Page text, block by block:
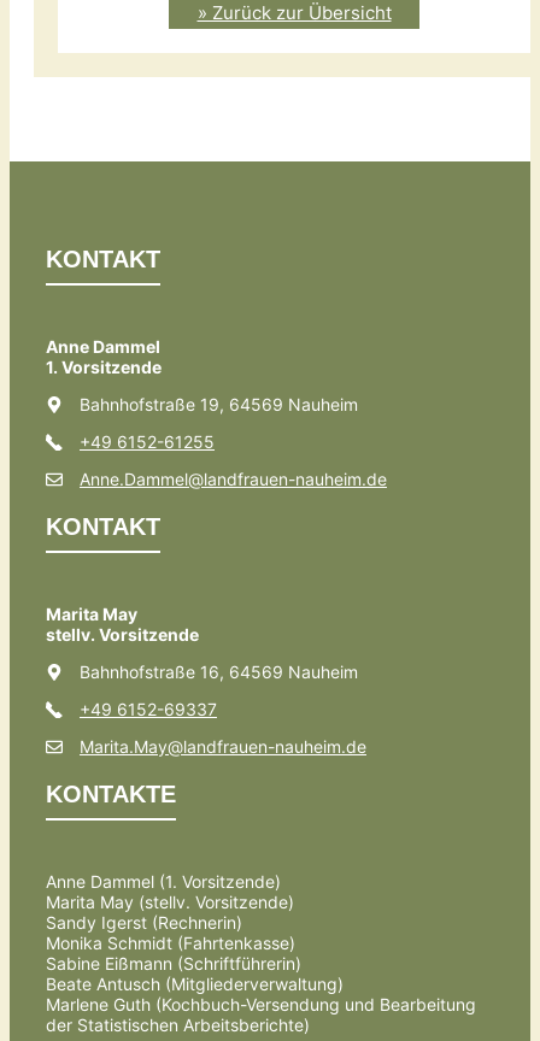
» Zurück zur Übersicht
KONTAKT
Anne Dammel
1. Vorsitzende
Bahnhofstraße 19, 64569 Nauheim
+49 6152-61255
Anne.Dammel@landfrauen-nauheim.de
KONTAKT
Marita May
stellv. Vorsitzende
Bahnhofstraße 16, 64569 Nauheim
+49 6152-69337
Marita.May@landfrauen-nauheim.de
KONTAKTE
Anne Dammel (1. Vorsitzende)
Marita May (stellv. Vorsitzende)
Sandy Igerst (Rechnerin)
Monika Schmidt (Fahrtenkasse)
Sabine Eißmann (Schriftführerin)
Beate Antusch (Mitgliederverwaltung)
Marlene Guth (Kochbuch-Versendung und Bearbeitung
der Statistischen Arbeitsberichte)